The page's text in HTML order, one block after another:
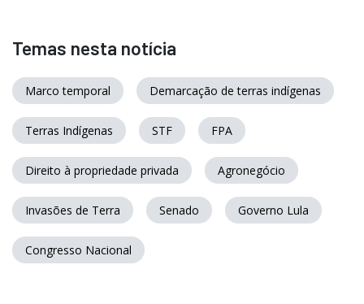
Temas nesta notícia
Marco temporal Demarcação de terras indígenas
Terras Indígenas STF FPA
Direito à propriedade privada Agronegócio
Invasões de Terra Senado Governo Lula
Congresso Nacional